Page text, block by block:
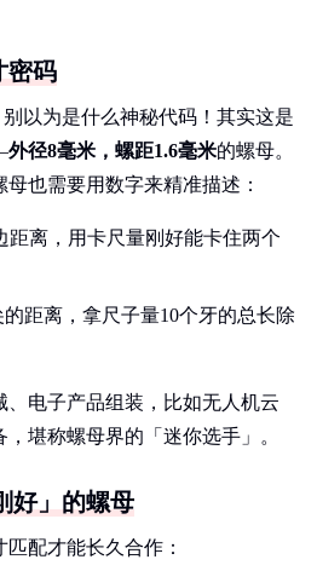
密码
以为是什么神秘代码！其实这是
外径8毫米，螺距1.6毫米的螺母。
也需要用数字来精准描述：
距离，用卡尺量刚好能卡住两个
的距离，拿尺子量10个牙的总长除
电子产品组装，比如无人机云
堪称螺母界的「迷你选手」。
好」的螺母
配才能长久合作：